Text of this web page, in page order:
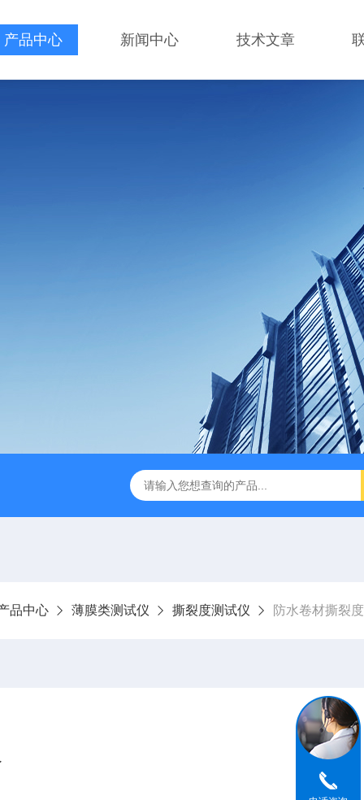
产品中心 新闻中心 技术文章
金属箔片摆锤冲击测定仪
品中心 薄膜类测试仪 撕裂度测试仪 防水卷材撕裂